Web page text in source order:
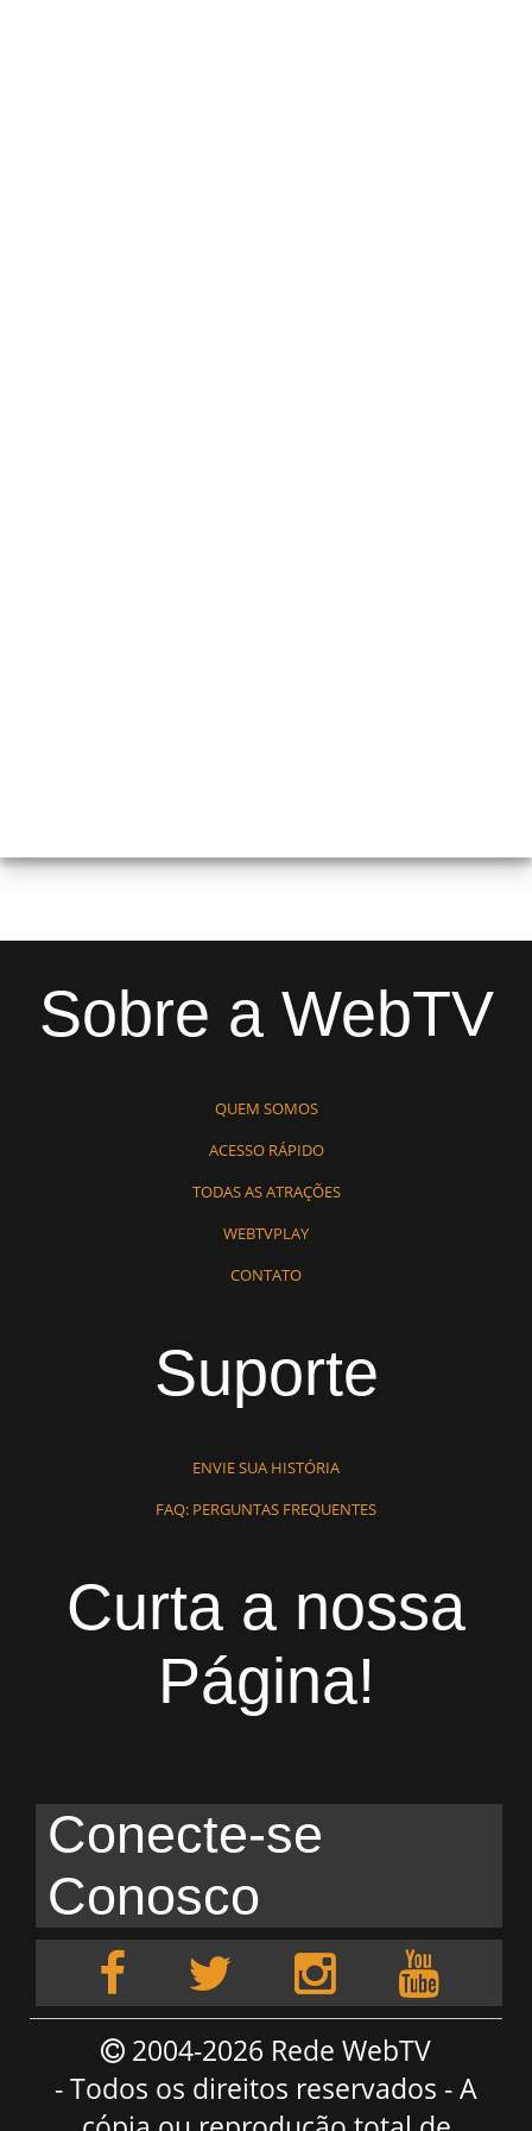
Sobre a WebTV
QUEM SOMOS
ACESSO RÁPIDO
TODAS AS ATRAÇÕES
WEBTVPLAY
CONTATO
Suporte
ENVIE SUA HISTÓRIA
FAQ: PERGUNTAS FREQUENTES
Curta a nossa
Página!
Conecte-se
Conosco
2004-2026 Rede WebTV
- Todos os direitos reservados - A